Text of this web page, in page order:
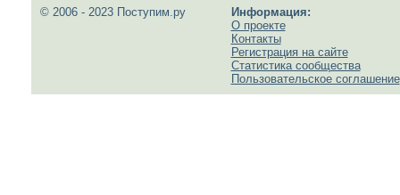
© 2006 - 2023 Поступим.ру
Информация:
О проекте
Контакты
Регистрация на сайте
Статистика сообщества
Пользовательское соглашение